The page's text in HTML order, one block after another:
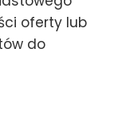
oferty lub
do